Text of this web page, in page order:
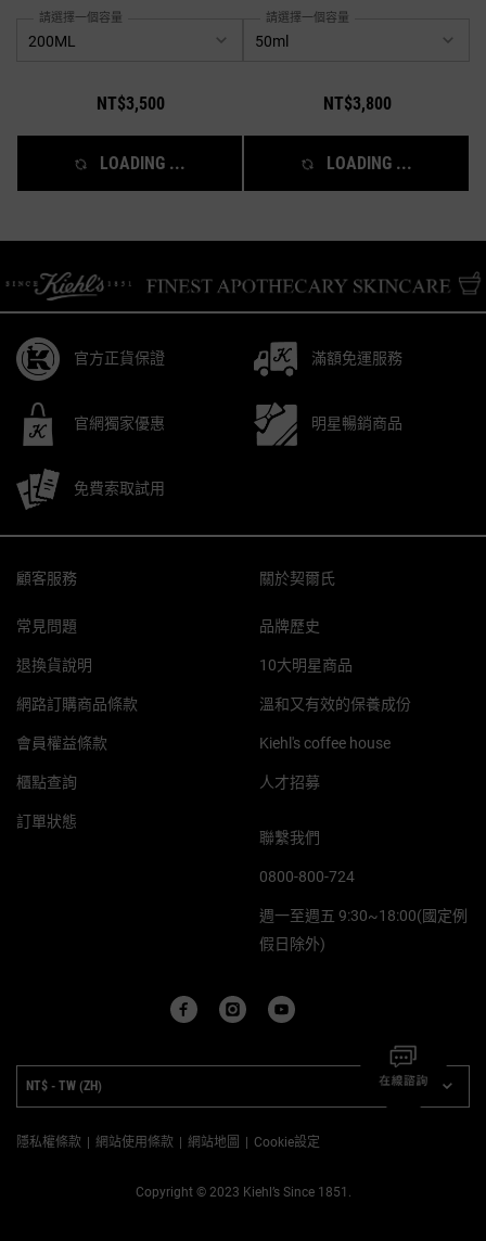
請選擇一個容量
NT$3,500
LOADING ...
請選擇一個容量
NT$3,800
LOADING ...
官方正貨保證 滿額免運服務
官網獨家優惠 明星暢銷商品
免費索取試用
顧客服務
常見問題
退換貨說明
網路訂購商品條款
會員權益條款
櫃點查詢
訂單狀態
關於契爾氏
品牌歷史
10大明星商品
溫和又有效的保養成份
Kiehl's coffee house
人才招募
聯繫我們
0800-800-724
週一至週五 9:30~18:00(國定例
假日除外)
NT$ - TW (ZH)
Copyright © 2023 Kiehl’s Since 1851.
隱私權條款 網站使用條款 網站地圖 Cookie設定